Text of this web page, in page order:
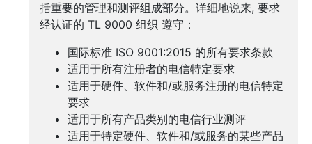
括重要的管理和测评组成部分。详细地说来, 要求
经认证的 TL 9000 组织 遵守：
国际标准 ISO 9001:2015 的所有要求条款
适用于所有注册者的电信特定要求
适用于硬件、软件和/或服务注册的电信特定
要求
适用于所有产品类别的电信行业测评
适用于特定硬件、软件和/或服务的某些产品